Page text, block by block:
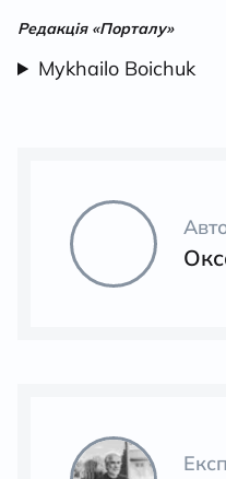
Редакція «Порталу»
Mykhailo Boichuk